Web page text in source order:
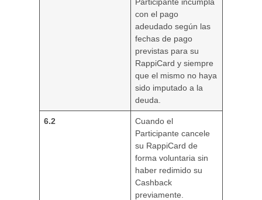
con el pago
adeudado según las
fechas de pago
previstas para su
RappiCard y siempre
que el mismo no haya
sido imputado a la
deuda.
6.2
Cuando el
Participante cancele
su RappiCard de
forma voluntaria sin
haber redimido su
Cashback
previamente.